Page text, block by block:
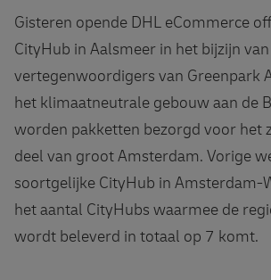
Gisteren opende DHL eCommerce
CityHub in Aalsmeer in het bijzijn
vertegenwoordigers van Greenpark
het klimaatneutrale gebouw aan de
worden pakketten bezorgd voor het
deel van groot Amsterdam. Vorige
soortgelijke CityHub in Amsterdam-
het aantal CityHubs waarmee de
wordt beleverd in totaal op 7 komt.